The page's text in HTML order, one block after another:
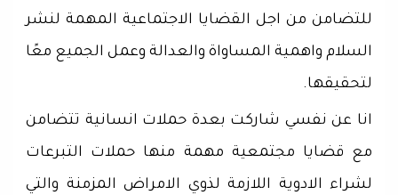
للتضامن من اجل القضايا الاجتماعية المهمة لنشر
السلام واهمية المساواة والعدالة وعمل الجميع معًا
لتحقيقها.
انا عن نفسي شاركت بعدة حملات انسانية تتضامن
مع قضايا مجتمعية مهمة منها حملات التبرعات
لشراء الادوية اللازمة لذوي الامراض المزمنة والتي